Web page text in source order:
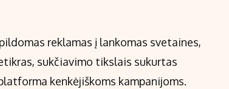
reklamas į lankomas svetaines,
sukčiavimo tikslais sukurtas
kenkėjiškoms kampanijoms.